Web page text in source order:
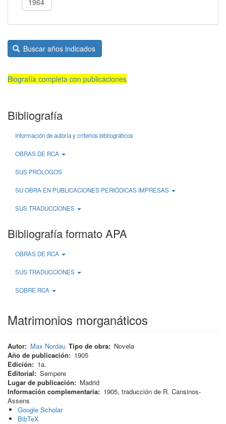
Buscar años indicados
Biografía completa con publicaciones
Bibliografía
Información de autoría y criterios bibliográficos
OBRAS DE RCA
SUS PRÓLOGOS
SU OBRA EN PUBLICACIONES PERIÓDICAS IMPRESAS
SUS TRADUCCIONES
Bibliografía formato APA
OBRAS DE RCA
SUS TRADUCCIONES
SOBRE RCA
Matrimonios morganáticos
Autor Max Nordau Tipo de obra
Novela
Año de publicación
1905
Edición
1a.
Editorial
Sempere
Lugar de publicación
Madrid
Información complementaria
1905, traducción de R. Cansinos-
Assens
Google Scholar
BibTeX